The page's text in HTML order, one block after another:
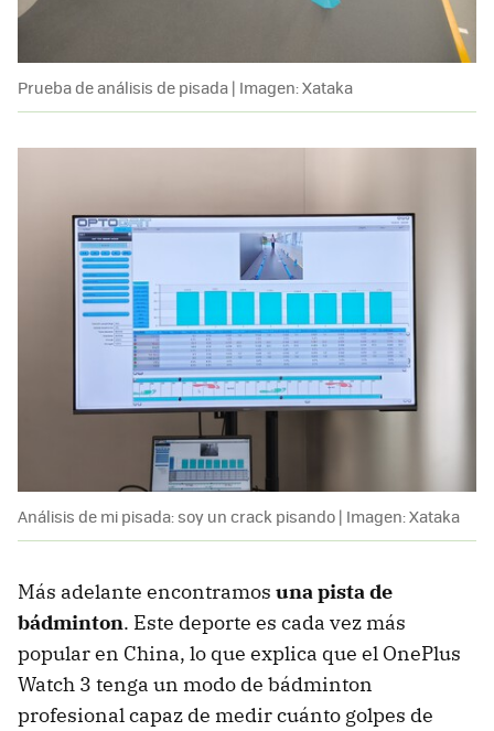
Prueba de análisis de pisada | Imagen: Xataka
Análisis de mi pisada: soy un crack pisando | Imagen: Xataka
Más adelante encontramos una pista de
bádminton. Este deporte es cada vez más
popular en China, lo que explica que el OnePlus
Watch 3 tenga un modo de bádminton
profesional capaz de medir cuánto golpes de